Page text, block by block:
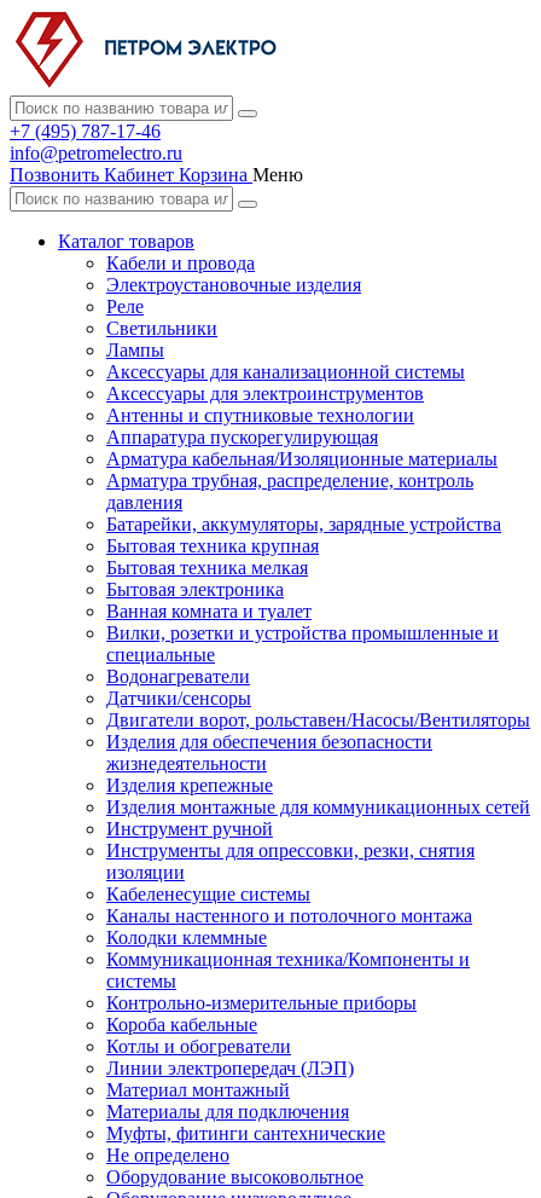
+7 (495) 787-17-46
info@petromelectro.ru
Позвонить Кабинет Корзина Меню
Каталог товаров
Кабели и провода
Электроустановочные изделия
Реле
Светильники
Лампы
Аксессуары для канализационной системы
Аксессуары для электроинструментов
Антенны и спутниковые технологии
Аппаратура пускорегулирующая
Арматура кабельная/Изоляционные материалы
Арматура трубная, распределение, контроль
давления
Батарейки, аккумуляторы, зарядные устройства
Бытовая техника крупная
Бытовая техника мелкая
Бытовая электроника
Ванная комната и туалет
Вилки, розетки и устройства промышленные и
специальные
Водонагреватели
Датчики/сенсоры
Двигатели ворот, рольставен/Насосы/Вентиляторы
Изделия для обеспечения безопасности
жизнедеятельности
Изделия крепежные
Изделия монтажные для коммуникационных сетей
Инструмент ручной
Инструменты для опрессовки, резки, снятия
изоляции
Кабеленесущие системы
Каналы настенного и потолочного монтажа
Колодки клеммные
Коммуникационная техника/Компоненты и
системы
Контрольно-измерительные приборы
Короба кабельные
Котлы и обогреватели
Линии электропередач (ЛЭП)
Материал монтажный
Материалы для подключения
Муфты, фитинги сантехнические
Не определено
Оборудование высоковольтное